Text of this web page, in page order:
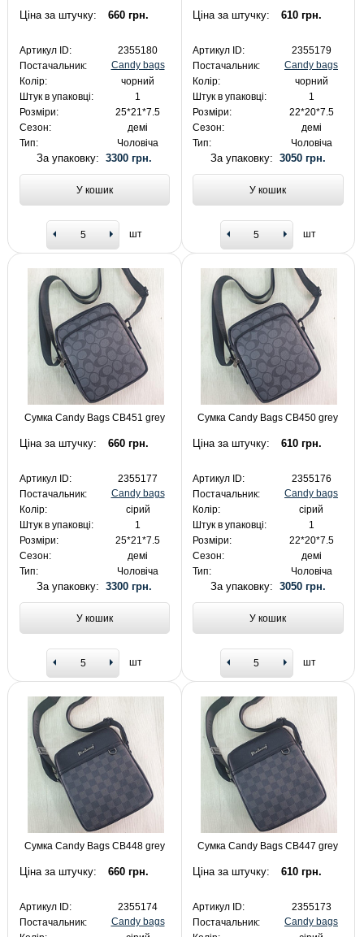
Ціна за штучку: 660 грн.
Артикул ID:
2355180
Постачальник:
Candy bags
Колір:
чорний
Штук в упаковці:
1
Розміри:
25*21*7.5
Сезон:
демі
Тип:
Чоловіча
За упаковку:3300 грн.
У кошик
шт
Ціна за штучку: 610 грн.
Артикул ID:
2355179
Постачальник:
Candy bags
Колір:
чорний
Штук в упаковці:
1
Розміри:
22*20*7.5
Сезон:
демі
Тип:
Чоловіча
За упаковку: 3050 грн.
У кошик
шт
Сумка Candy Bags CB451 grey
Ціна за штучку: 660 грн.
Артикул ID:
2355177
Постачальник:
Candy bags
Колір:
сірий
Штук в упаковці:
1
Розміри:
25*21*7.5
Сезон:
демі
Тип:
Чоловіча
За упаковку:3300 грн.
У кошик
шт
Сумка Candy Bags CB450 grey
Ціна за штучку: 610 грн.
Артикул ID:
2355176
Постачальник:
Candy bags
Колір:
сірий
Штук в упаковці:
1
Розміри:
22*20*7.5
Сезон:
демі
Тип:
Чоловіча
За упаковку: 3050 грн.
У кошик
шт
Сумка Candy Bags CB448 grey
Ціна за штучку: 660 грн.
Артикул ID:
2355174
Постачальник:
Candy bags
Сумка Candy Bags CB447 grey
Ціна за штучку: 610 грн.
Артикул ID:
2355173
Постачальник:
Candy bags